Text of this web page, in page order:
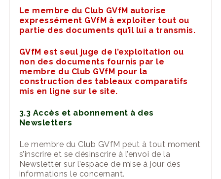
Le membre du Club GVfM autorise
expressément GVfM à exploiter tout ou
partie des documents qu’il lui a transmis.
GVfM est seul juge de l’exploitation ou
non des documents fournis par le
membre du Club GVfM pour la
construction des tableaux comparatifs
mis en ligne sur le site.
3.3 Accès et abonnement à des
Newsletters
Le membre du Club GVfM peut à tout moment
s’inscrire et se désinscrire à l’envoi de la
Newslettersur l’espace de mise à jour des
informations le concernant.